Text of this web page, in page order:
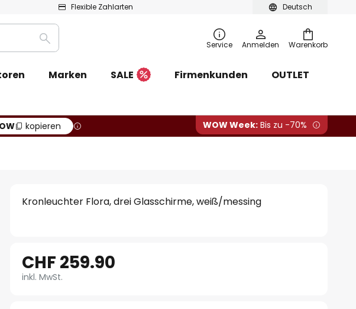
Deutsch
Flexible Zahlarten
Warenkorb
Suche Service Anmelden
Marken SALE Firmenkunden
OUTLET
kopieren WOW Week: Bis zu -70%
Kronleuchter Flora, drei Glasschirme, weiß/messing
CHF 259.90
inkl. MwSt.